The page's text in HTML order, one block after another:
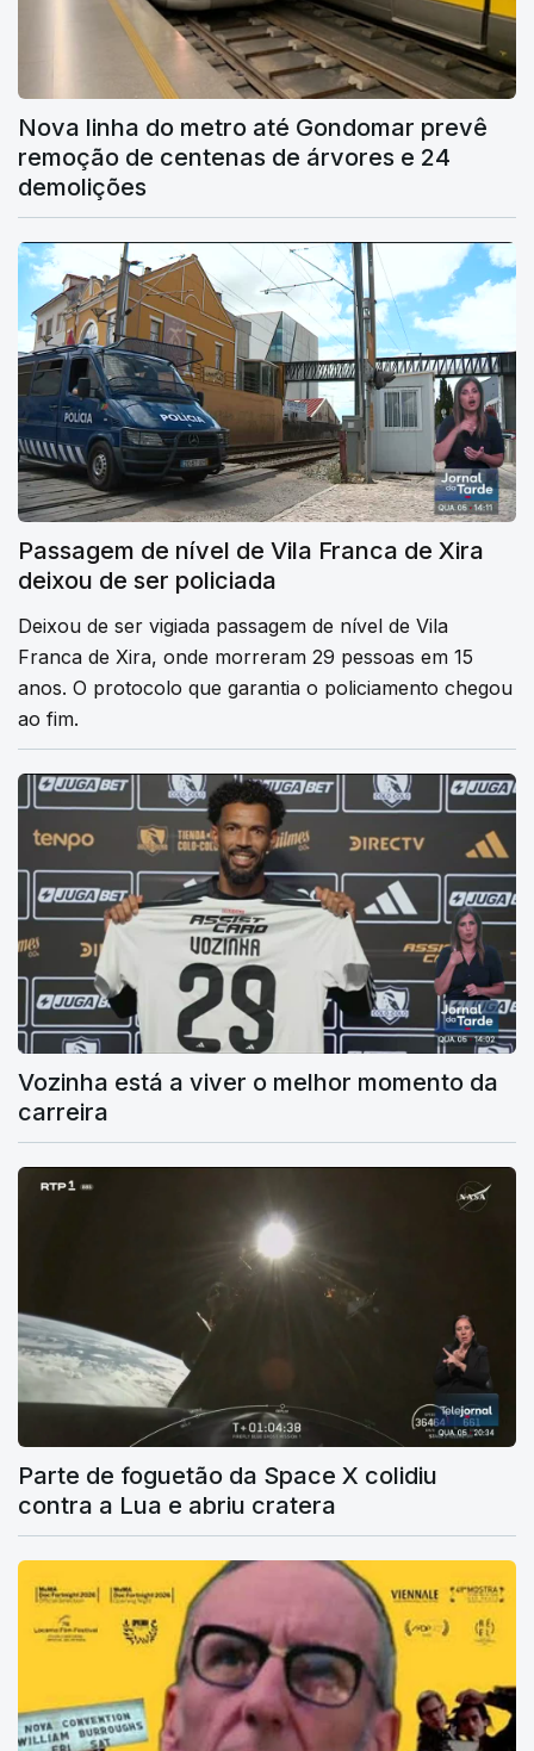
Nova linha do metro até Gondomar prevê
remoção de centenas de árvores e 24
demolições
Passagem de nível de Vila Franca de Xira
deixou de ser policiada
Deixou de ser vigiada passagem de nível de Vila
Franca de Xira, onde morreram 29 pessoas em 15
anos. O protocolo que garantia o policiamento chegou
ao fim.
Vozinha está a viver o melhor momento da
carreira
Parte de foguetão da Space X colidiu
contra a Lua e abriu cratera